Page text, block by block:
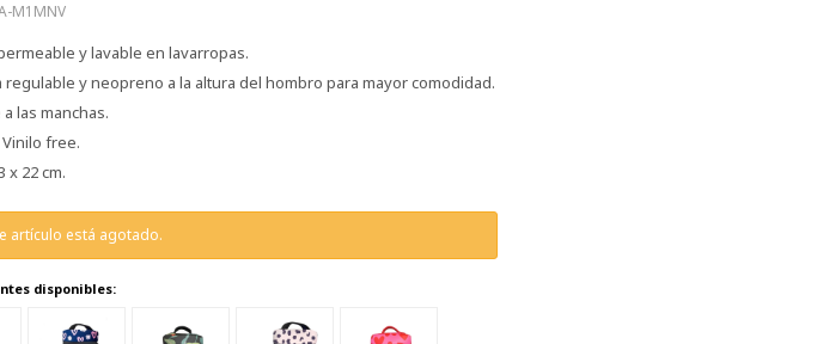
M1MNV
y lavable en lavarropas.
regulable y neopreno a la altura del hombro para mayor comodidad.
las manchas.
Vinilo free.
x 22 cm.
artículo está agotado.
disponibles: